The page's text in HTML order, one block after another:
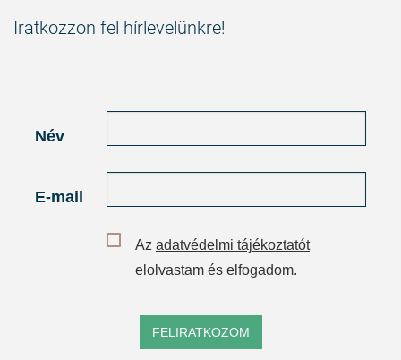
Iratkozzon fel hírlevelünkre!
Név
E-mail
Az adatvédelmi tájékoztatót
elolvastam és elfogadom.
FELIRATKOZOM